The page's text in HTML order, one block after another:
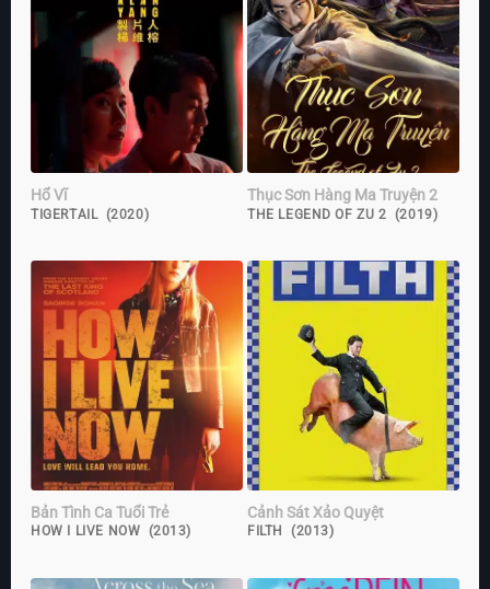
Hổ Vĩ
TIGERTAIL (2020)
Thục Sơn Hàng Ma Truyện 2
THE LEGEND OF ZU 2 (2019)
Bản Tình Ca Tuổi Trẻ
HOW I LIVE NOW (2013)
Cảnh Sát Xảo Quyệt
FILTH (2013)